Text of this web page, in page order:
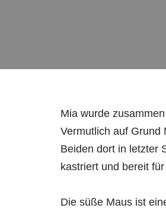
Mia wurde
Vermutlich auf Grund
Beiden dort in letzter
kastriert und bereit
Die süße Maus ist